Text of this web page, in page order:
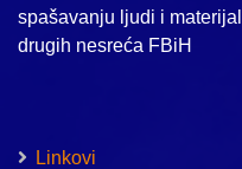
spašavanju ljudi i
drugih nesreća FBiH
Linkovi